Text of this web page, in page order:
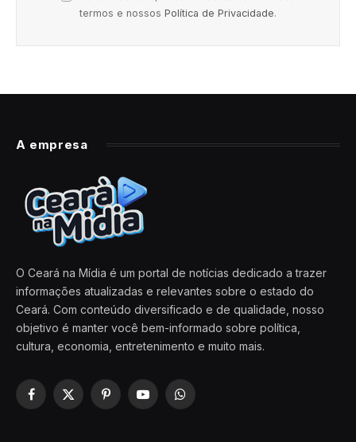
termos e nossos Política de Privacidade.
A empresa
O Ceará na Mídia é um portal de notícias dedicado a trazer
informações atualizadas e relevantes sobre o estado do
Ceará. Com conteúdo diversificado e de qualidade, nosso
objetivo é manter você bem-informado sobre política,
cultura, economia, entretenimento e muito mais.
Facebook
X
PinterestYouTubeWhatsApp